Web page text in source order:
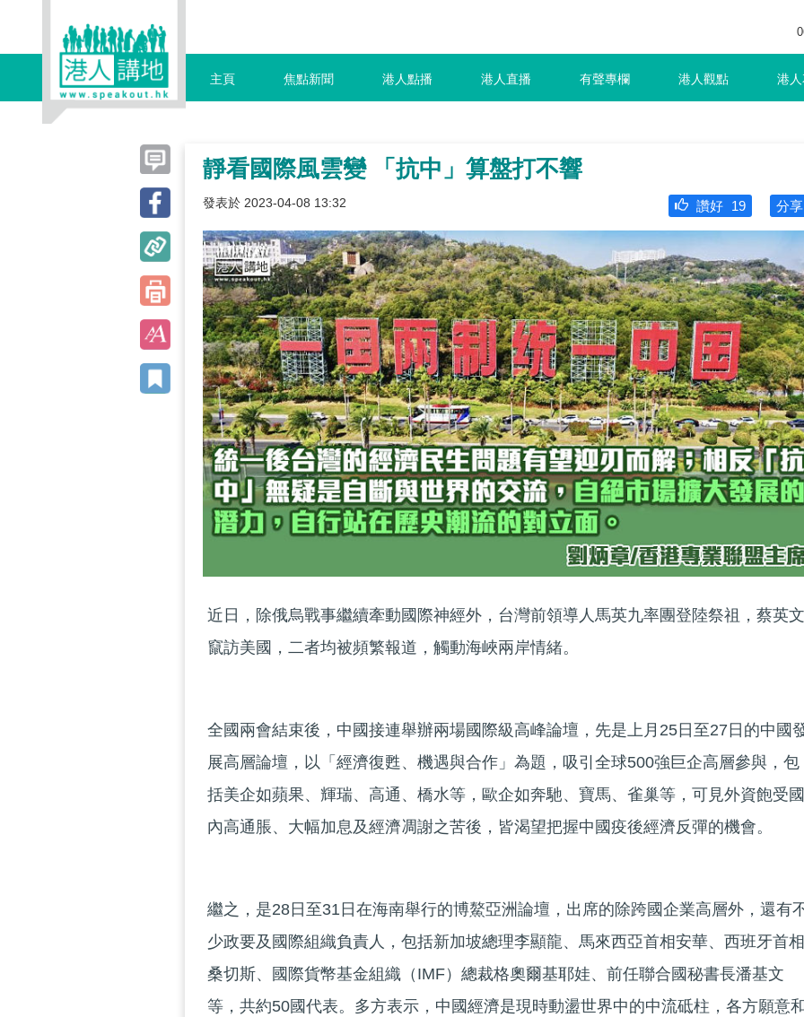
主頁 焦點新聞 港人點播 港人直播 有聲專欄 港人觀點 港
靜看國際風雲變 「抗中」算盤打不響
發表於 2023-04-08 13:32 分享
讚好 19
近日，除俄烏戰事繼續牽動國際神經外，台灣前領導人馬英九率團登陸祭祖，蔡英文
竄訪美國，二者均被頻繁報道，觸動海峽兩岸情緒。
全國兩會結束後，中國接連舉辦兩場國際級高峰論壇，先是上月25日至27日的中國
展高層論壇，以「經濟復甦、機遇與合作」為題，吸引全球500強巨企高層參與，包
括美企如蘋果、輝瑞、高通、橋水等，歐企如奔馳、寶馬、雀巢等，可見外資飽受國
內高通脹、大幅加息及經濟凋謝之苦後，皆渴望把握中國疫後經濟反彈的機會。
繼之，是28日至31日在海南舉行的博鰲亞洲論壇，出席的除跨國企業高層外，還有
少政要及國際組織負責人，包括新加坡總理李顯龍、馬來西亞首相安華、西班牙首相
桑切斯、國際貨幣基金組織（IMF）總裁格奧爾基耶娃、前任聯合國秘書長潘基文
等，共約50國代表。多方表示，中國經濟是現時動盪世界中的中流砥柱，各方願意和